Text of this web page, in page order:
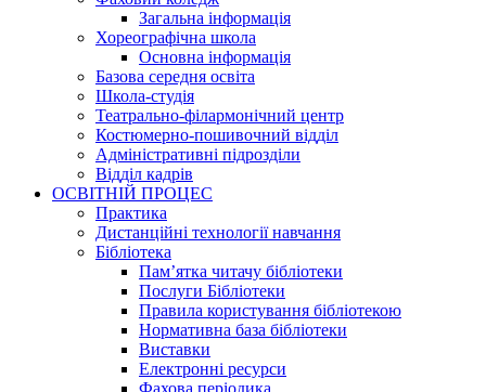
Загальна інформація
Хореографічна школа
Основна інформація
Базова середня освіта
Школа-студія
Театрально-філармонічний центр
Костюмерно-пошивочний відділ
Адміністративні підрозділи
Відділ кадрів
ОСВІТНІЙ ПРОЦЕС
Практика
Дистанційні технології навчання
Бібліотека
Пам’ятка читачу бібліотеки
Послуги Бібліотеки
Правила користування бібліотекою
Нормативна база бібліотеки
Виставки
Електронні ресурси
Фахова періодика